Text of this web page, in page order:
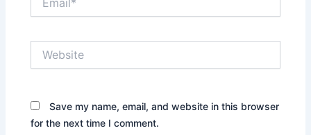
Save my name, email, and website in this browser
for the next time I comment.